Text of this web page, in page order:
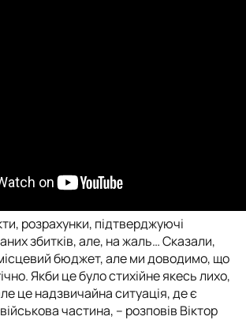
розрахунки, підтверджуючі
збитків, але, на жаль… Сказали,
бюджет, але ми доводимо, що
Якби це було стихійне якесь лихо,
це надзвичайна ситуація, де є
частина, – розповів Віктор